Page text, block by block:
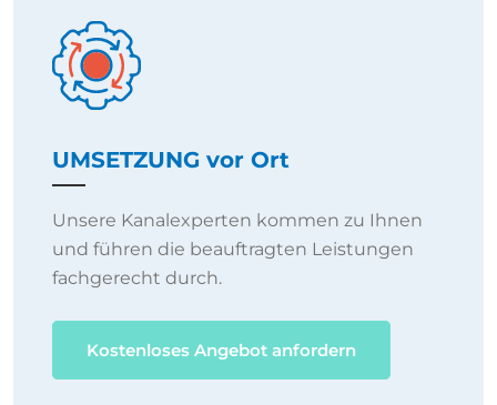
UMSETZUNG vor Ort
Unsere Kanalexperten kommen zu Ihnen
und führen die beauftragten Leistungen
fachgerecht durch.
Kostenloses Angebot anfordern